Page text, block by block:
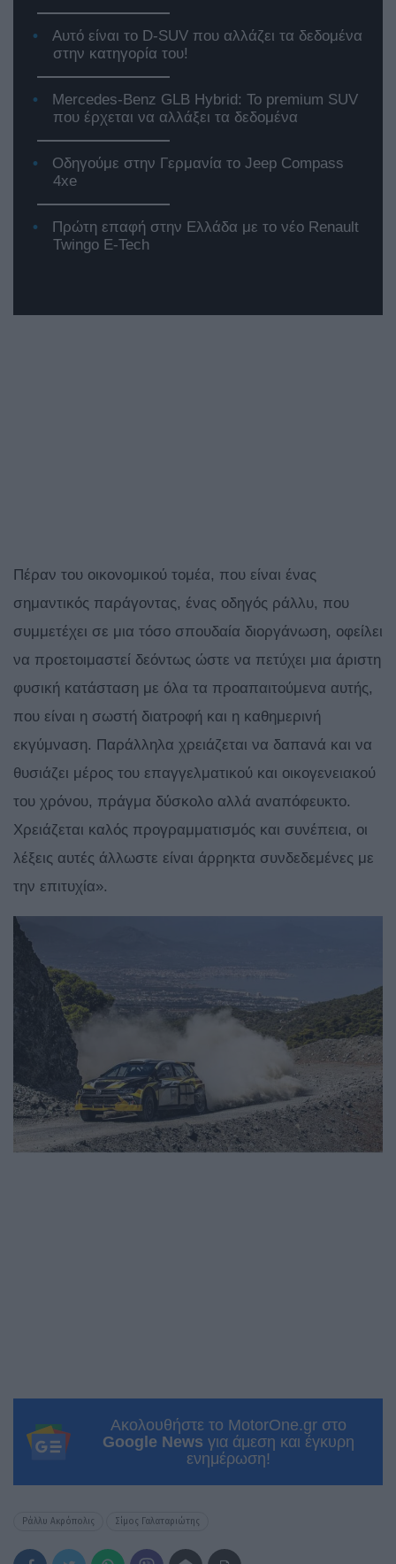
Αυτό είναι το D-SUV που αλλάζει τα δεδομένα
στην κατηγορία του!
Mercedes-Benz GLB Hybrid: Το premium SUV
που έρχεται να αλλάξει τα δεδομένα
Οδηγούμε στην Γερμανία το Jeep Compass
4xe
Πρώτη επαφή στην Ελλάδα με το νέο Renault
Twingo E-Tech
Πέραν του οικονομικού τομέα, που είναι ένας
σημαντικός παράγοντας, ένας οδηγός ράλλυ, που
συμμετέχει σε μια τόσο σπουδαία διοργάνωση, οφείλει
να προετοιμαστεί δεόντως ώστε να πετύχει μια άριστη
φυσική κατάσταση με όλα τα προαπαιτούμενα αυτής,
που είναι η σωστή διατροφή και η καθημερινή
εκγύμναση. Παράλληλα χρειάζεται να δαπανά και να
θυσιάζει μέρος του επαγγελματικού και οικογενειακού
του χρόνου, πράγμα δύσκολο αλλά αναπόφευκτο.
Χρειάζεται καλός προγραμματισμός και συνέπεια, οι
λέξεις αυτές άλλωστε είναι άρρηκτα συνδεδεμένες με
την επιτυχία».
Ακολουθήστε το MotorOne.gr στο
Google News για άμεση και έγκυρη
ενημέρωση!
Ράλλυ Ακρόπολις Σίμος Γαλαταριώτης